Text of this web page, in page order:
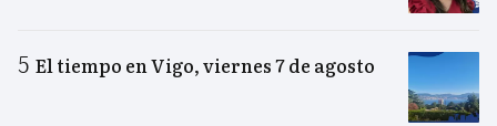
El tiempo en Vigo, viernes 7 de agosto